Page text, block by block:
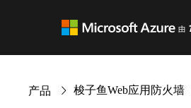
产品 梭子鱼Web应用防火墙